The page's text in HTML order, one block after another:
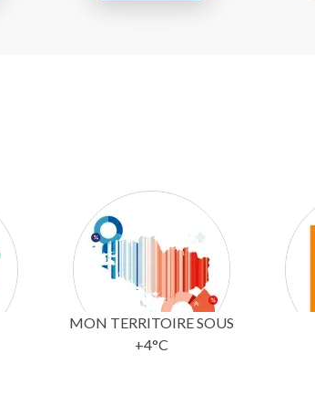
MON TERRITOIRE SOUS
+4°C